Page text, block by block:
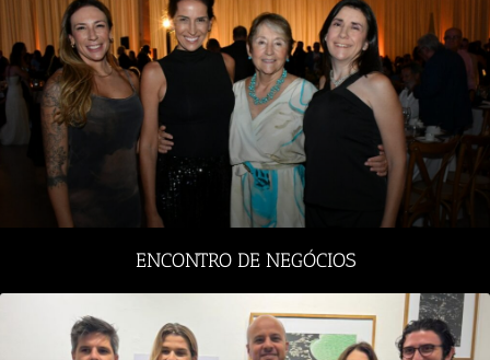
ENCONTRO DE NEGÓCIOS